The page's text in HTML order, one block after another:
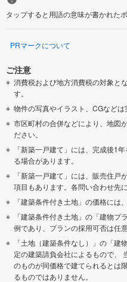
豊能郡豊能町
泉南郡田尻町
南河内郡河南町
タップすると用語の意味が書かれた
PRマークについて
ご注意
消費税および地方消費税の対象と
す。
物件の写真やイラスト、CGなどは
市区町村の合併などにより、地図
ださい。
「新築一戸建て」には、完成後1
る場合があります。
「新築一戸建て」には、販売住
項目もあります。各問い合わせ先
「建築条件付き土地」の価格には
「建築条件付き土地」の「建物
例であり、プランの採用可否は任意
「土地（建築条件なし）」の「
定の建築請負会社によるもので、
のものが同価格で建てられるとは
るものではありません。